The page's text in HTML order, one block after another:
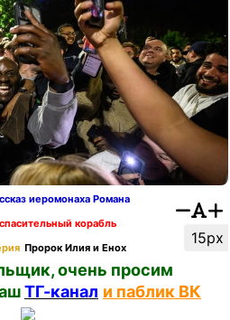
15px
иеромонаха Романа
корабль
Пророк Илия и Енох
очень просим
ТГ-канал и паблик ВК